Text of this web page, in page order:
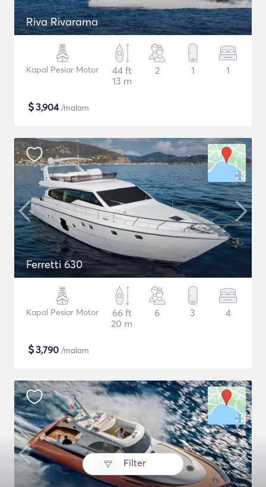
Filter
Riva Rivarama
Kapal Pesiar Motor
44 ft
13 m
2 1 1
$3,904/malam
Ferretti 630
Kapal Pesiar Motor
66 ft
20 m
6 3 4
$3,790 /malam